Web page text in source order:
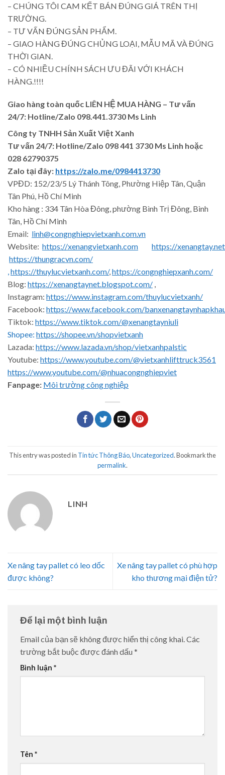
– CHÚNG TÔI CAM KẾT BÁN ĐÚNG GIÁ TRÊN THỊ
TRƯỜNG.
– TƯ VẤN ĐÚNG SẢN PHẨM.
– GIAO HÀNG ĐÚNG CHỦNG LOẠI, MẪU MÃ VÀ ĐÚNG
THỜI GIAN.
– CÓ NHIỀU CHÍNH SÁCH ƯU ĐÃI VỚI KHÁCH
HÀNG.!!!!
Giao hàng toàn quốc LIÊN HỆ MUA HÀNG – Tư vấn
24/7: Hotline/Zalo 098.441.3730 Ms Linh
Công ty TNHH Sản Xuất Việt Xanh
Tư vấn 24/7: Hotline/Zalo 098 441 3730 Ms Linh hoặc
028 62790375
Zalo tại đây: https://zalo.me/0984413730
VPĐD: 152/23/5 Lý Thánh Tông, Phường Hiệp Tân, Quận
Tân Phú, Hồ Chí Minh
Kho hàng : 334 Tân Hòa Đông, phường Bình Trị Đông, Bình
Tân, Hồ Chí Minh
Email: linh@congnghiepvietxanh.com.vn
Website: https://xenangvietxanh.com
https://xenangtay.net
https://thungracvn.com/
,https://thuylucvietxanh.com/,https://congnghiepxanh.com/
Blog: https://xenangtaynet.blogspot.com/ ,
Instagram: https://www.instagram.com/thuylucvietxanh/
Facebook: https://www.facebook.com/
Tiktok: https://www.tiktok.com/@xenangtayniuli
Shopee: https://shopee.vn/shopvietxanh
Lazada: https://www.lazada.vn/shop/vietxanhpalstic
Youtube: https://www.youtube.com/@vietxanhlifttruck3561
https://www.youtube.com/@nhuacongnghiepviet
Fanpage: Môi trường công nghiệp
This entry was posted in Tin tức Thông Báo,Uncategorized. Bookmark the
permalink.
LINH
Xe nâng tay pallet có leo dốc
được không?
Xe nâng tay pallet có phù hợp
kho thương mại điện tử?
Để lại một bình luận
Email của bạn sẽ không được hiển thị công khai. Các
trường bắt buộc được đánh dấu *
Bình luận *
Tên *